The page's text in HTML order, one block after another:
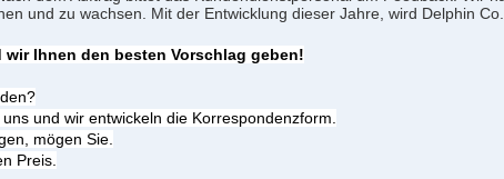
und zu wachsen. Mit der Entwicklung dieser Jahre, wird Delphin
Ihnen den besten Vorschlag geben!
und wir entwickeln die Korrespondenzform.
mögen Sie.
Preis.